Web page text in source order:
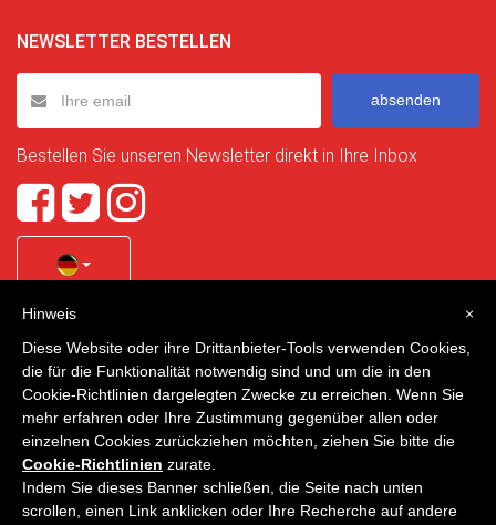
NEWSLETTER BESTELLEN
absenden
Bestellen Sie unseren Newsletter direkt in Ihre Inbox
Quality Homes Costa Calida is a registered trademark of
La Manga Holiday Home SL duly registered with CIF / tax
no. B-30750053 and address: Bella Luz 07-05, 30389 La
Manga Club, Cartagena, Murcia, Spain.
Quality Homes Costa Cálida - Alle Rechte vorbehalten
×
Hinweis
Diese Website oder ihre Drittanbieter-Tools verwenden Cookies,
die für die Funktionalität notwendig sind und um die in den
Cookie-Richtlinien dargelegten Zwecke zu erreichen. Wenn Sie
mehr erfahren oder Ihre Zustimmung gegenüber allen oder
einzelnen Cookies zurückziehen möchten, ziehen Sie bitte die
Cookie-Richtlinien zurate.
Indem Sie dieses Banner schließen, die Seite nach unten
scrollen, einen Link anklicken oder Ihre Recherche auf andere